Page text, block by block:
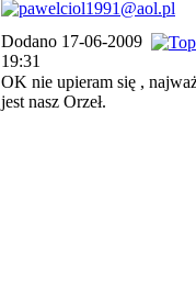
Dodano 17-06-2009
19:31
OK nie upieram się ,
jest nasz Orzeł.